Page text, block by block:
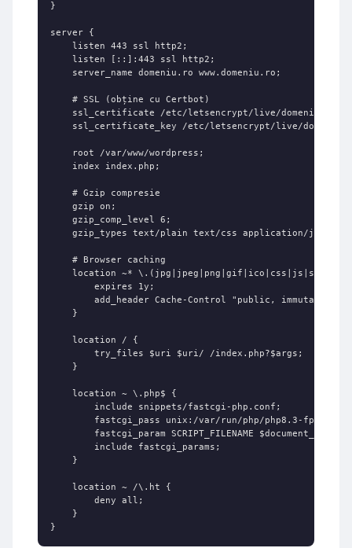
}
server {
    listen 443 ssl http2;
    listen [::]:443 ssl http2;
    server_name domeniu.ro www.domeniu.ro;
    # SSL (obține cu Certbot)
ssl_certificate /etc/letsencrypt/live/domeniu.ro/
ssl_certificate_key /etc/letsencrypt/live/
    root /var/www/wordpress;
    index index.php;
    # Gzip compresie
    gzip on;
    gzip_comp_level 6;
gzip_types text/plain text/css application/json
    # Browser caching
location ~*
        expires 1y;
        add_header Cache-Control "public, immutable";
    }
    location / {
        try_files $uri $uri/ /index.php?$args;
    }
    location ~ \.php$ {
        include snippets/fastcgi-php.conf;
        fastcgi_pass unix:/var/run/php/php8.3-fpm.sock;
fastcgi_param SCRIPT_FILENAME
        include fastcgi_params;
    }
    location ~ /\.ht {
        deny all;
    }
}